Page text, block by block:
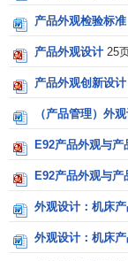
(三)设计商品外
经济学方面的知识
面发展，逐渐形成
究已成为人机工
相关条目
产品性能
产品可靠性
产品外观检验标准
产品外观设计 25
产品外观创新设计
（产品管理）外
E92产品外观与产
E92产品外观与产
外观设计：机床
外观设计：机床